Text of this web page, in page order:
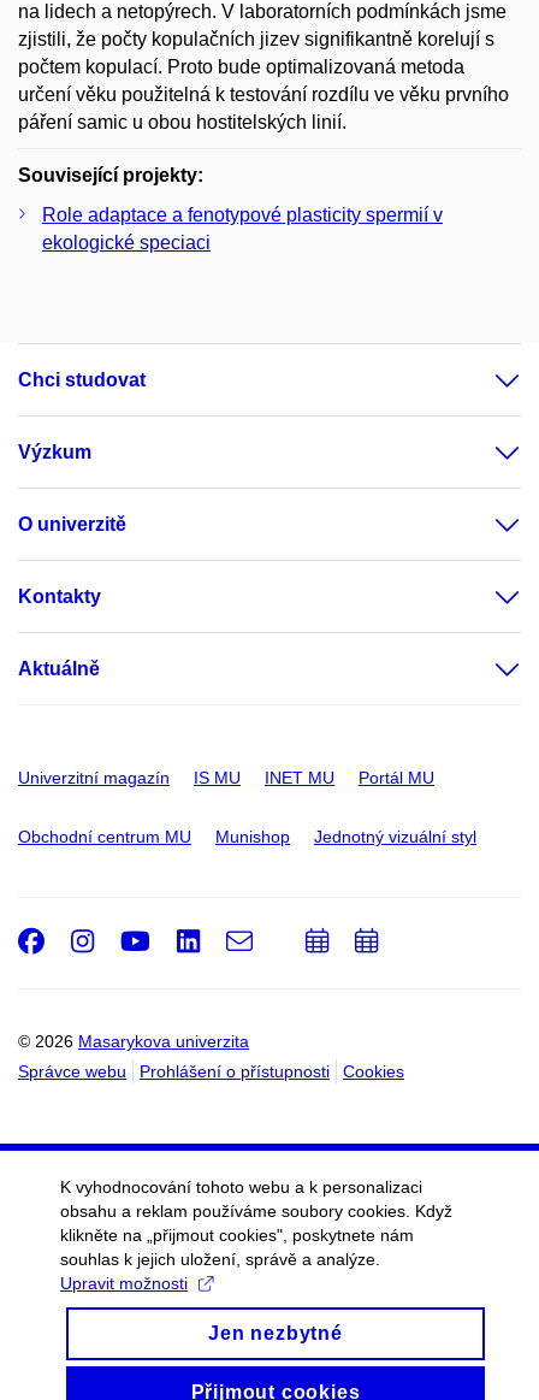
na lidech a netopýrech. V laboratorních podmínkách jsme
zjistili, že počty kopulačních jizev signifikantně korelují s
počtem kopulací. Proto bude optimalizovaná metoda
určení věku použitelná k testování rozdílu ve věku prvního
páření samic u obou hostitelských linií.
Související projekty:
Role adaptace a fenotypové plasticity spermií v
ekologické speciaci
Chci studovat
Výzkum
O univerzitě
Kontakty
Aktuálně
Univerzitní magazín IS MU INET MU Portál MU
Obchodní centrum MU Munishop Jednotný vizuální styl
© 2026 Masarykova univerzita
Správce webu
Prohlášení o přístupnosti Cookies
Facebook
Instagram
Youtube
LinkedIn
e-
PřidatPřidat
K vyhodnocování tohoto webu a k personalizaci
obsahu a reklam používáme soubory cookies. Když
klikněte na „přijmout cookies", poskytnete nám
souhlas k jejich uložení, správě a analýze.
Upravit možnosti
Jen nezbytné
Přijmout cookies